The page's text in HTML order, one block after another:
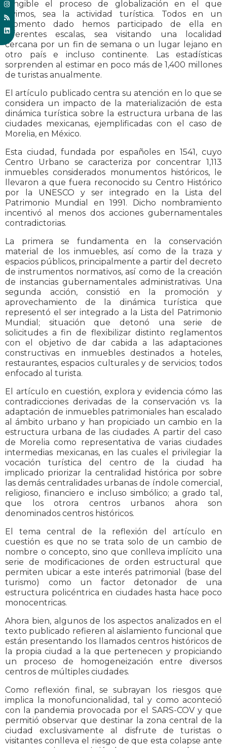
tangible el proceso de globalización en el que
vivimos, sea la actividad turística. Todos en un
momento dado hemos participado de ella en
diferentes escalas, sea visitando una localidad
cercana por un fin de semana o un lugar lejano en
otro país e incluso continente. Las estadísticas
sorprenden al estimar en poco más de 1,400 millones
de turistas anualmente.
El artículo publicado centra su atención en lo que se
considera un impacto de la materialización de esta
dinámica turística sobre la estructura urbana de las
ciudades mexicanas, ejemplificadas con el caso de
Morelia, en México.
Esta ciudad, fundada por españoles en 1541, cuyo
Centro Urbano se caracteriza por concentrar 1,113
inmuebles considerados monumentos históricos, le
llevaron a que fuera reconocido su Centro Histórico
por la UNESCO y ser integrado en la Lista del
Patrimonio Mundial en 1991. Dicho nombramiento
incentivó al menos dos acciones gubernamentales
contradictorias.
La primera se fundamenta en la conservación
material de los inmuebles, así como de la traza y
espacios públicos, principalmente a partir del decreto
de instrumentos normativos, así como de la creación
de instancias gubernamentales administrativas. Una
segunda acción, consistió en la promoción y
aprovechamiento de la dinámica turística que
representó el ser integrado a la Lista del Patrimonio
Mundial; situación que detonó una serie de
solicitudes a fin de flexibilizar distinto reglamentos
con el objetivo de dar cabida a las adaptaciones
constructivas en inmuebles destinados a hoteles,
restaurantes, espacios culturales y de servicios; todos
enfocado al turista.
El artículo en cuestión, explora y evidencia cómo las
contradicciones derivadas de la conservación vs. la
adaptación de inmuebles patrimoniales han escalado
al ámbito urbano y han propiciado un cambio en la
estructura urbana de las ciudades. A partir del caso
de Morelia como representativa de varias ciudades
intermedias mexicanas, en las cuales el privilegiar la
vocación turística del centro de la ciudad ha
implicado priorizar la centralidad histórica por sobre
las demás centralidades urbanas de índole comercial,
religioso, financiero e incluso simbólico; a grado tal,
que los otrora centros urbanos ahora son
denominados centros históricos.
El tema central de la reflexión del artículo en
cuestión es que no se trata solo de un cambio de
nombre o concepto, sino que conlleva implícito una
serie de modificaciones de orden estructural que
permiten ubicar a este interés patrimonial (base del
turismo) como un factor detonador de una
estructura policéntrica en ciudades hasta hace poco
monocentricas.
Ahora bien, algunos de los aspectos analizados en el
texto publicado refieren al aislamiento funcional que
están presentando los llamados centros históricos de
la propia ciudad a la que pertenecen y propiciando
un proceso de homogeneización entre diversos
centros de múltiples ciudades.
Como reflexión final, se subrayan los riesgos que
implica la monofuncionalidad, tal y como aconteció
con la pandemia provocada por el SARS-COV y que
permitió observar que destinar la zona central de la
ciudad exclusivamente al disfrute de turistas o
visitantes conlleva el riesgo de que esta colapse ante